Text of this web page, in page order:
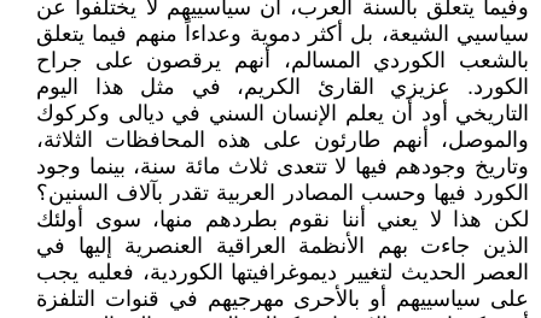
وفيما يتعلق بالسنة العرب، أن سياسييهم لا يختلفوا عن
سياسيي الشيعة، بل أكثر دموية وعداءاً منهم فيما يتعلق
بالشعب الكوردي المسالم، أنهم يرقصون على جراح
الكورد. عزيزي القارئ الكريم، في مثل هذا اليوم
التاريخي أود أن يعلم الإنسان السني في ديالى وكركوك
والموصل، أنهم طارئون على هذه المحافظات الثلاثة،
وتاريخ وجودهم فيها لا تتعدى ثلاث مائة سنة، بينما وجود
الكورد فيها وحسب المصادر العربية تقدر بآلاف السنين؟
لكن هذا لا يعني أننا نقوم بطردهم منها، سوى أولئك
الذين جاءت بهم الأنظمة العراقية العنصرية إليها في
العصر الحديث لتغيير ديموغرافيتها الكوردية، فعليه يجب
على سياسييهم أو بالأحرى مهرجيهم في قنوات التلفزة